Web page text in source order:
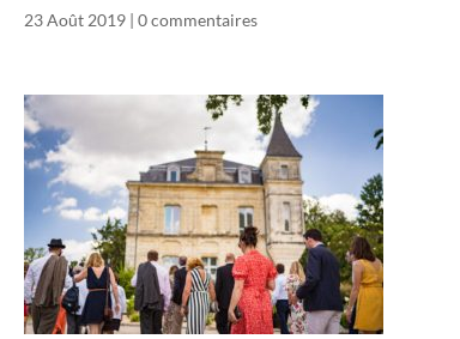
23 Août 2019 | 0 commentaires